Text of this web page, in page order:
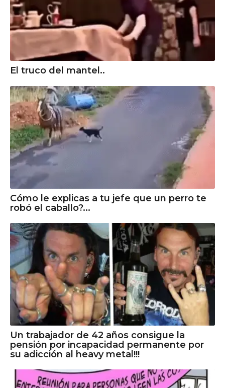
El truco del mantel..
Cómo le explicas a tu jefe que un perro te
robó el caballo?...
Un trabajador de 42 años consigue la
pensión por incapacidad permanente por
su adicción al heavy metal!!!